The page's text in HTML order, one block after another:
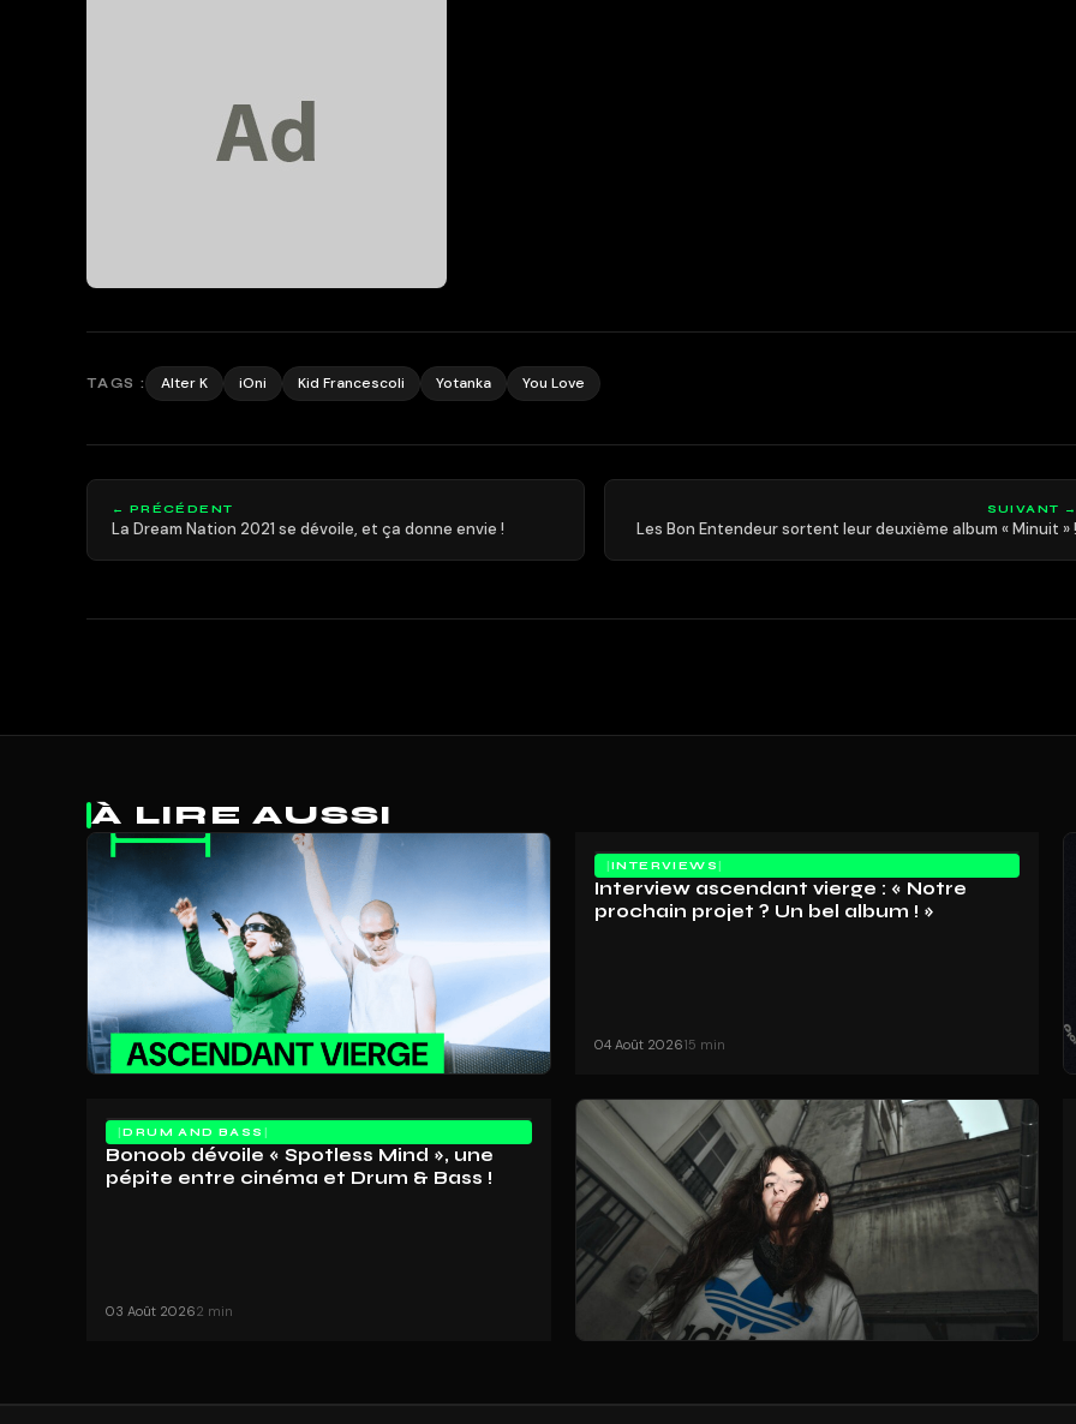
TAGS : Alter K iOni Kid Francescoli Yotanka You Love
← PRÉCÉDENT
La Dream Nation 2021 se dévoile, et ça donne envie !
SUIVANT
Les Bon Entendeur sortent leur deuxième album « Minuit »
À LIRE AUSSI
INTERVIEWS
Interview ascendant vierge : « Notre
prochain projet ? Un bel album ! »
04 Août 202615 min
DRUM AND BASS
Bonoob dévoile « Spotless Mind », une
pépite entre cinéma et Drum & Bass !
03 Août 20262 min